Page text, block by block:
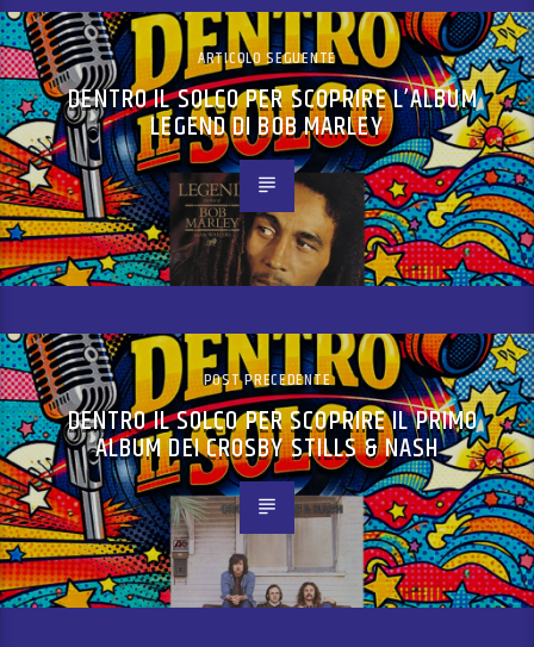
ARTICOLO SEGUENTE
DENTRO IL SOLCO PER SCOPRIRE L’ALBUM
LEGEND DI BOB MARLEY
POST PRECEDENTE
DENTRO IL SOLCO PER SCOPRIRE IL PRIMO
ALBUM DEI CROSBY STILLS & NASH